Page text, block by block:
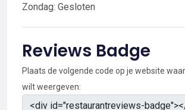
Zondag: Gesloten
Reviews Badge
Plaats de volgende code op je website
wilt weergeven: